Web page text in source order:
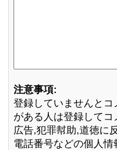
注意事項:
登録していませんと
がある人は登録してコ
広告,犯罪幇助,道徳に
電話番号などの個人情